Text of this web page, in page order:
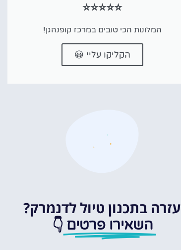
⭐⭐⭐⭐⭐
המלונות הכי טובים במרכז קופנהגן!
הקליקו עליי 😀
עזרה בתכנון טיול לדנמרק?
השאירו פרטים 👇